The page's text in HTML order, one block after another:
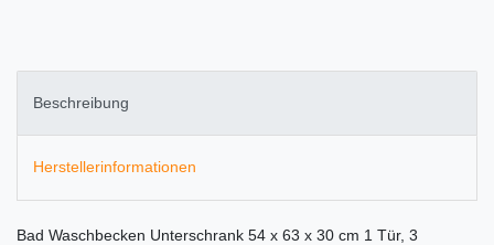
Beschreibung
Herstellerinformationen
Bad Waschbecken Unterschrank 54 x 63 x 30 cm 1 Tür, 3